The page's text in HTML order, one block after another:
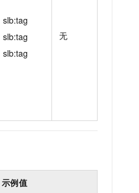
slb:tag
slb:tag
slb:tag
无
示例值